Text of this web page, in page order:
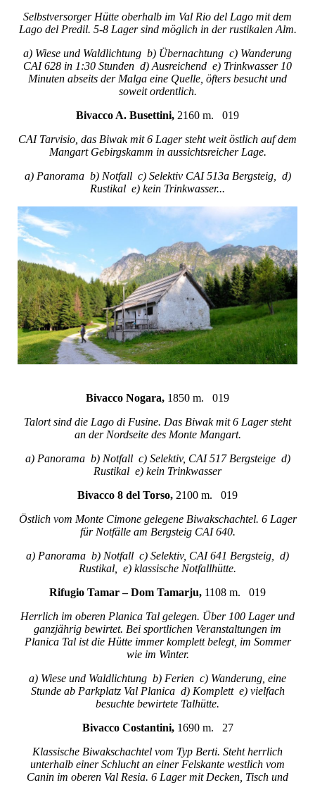
Selbstversorger Hütte oberhalb im Val Rio del Lago mit dem
Lago del Predil. 5-8 Lager sind möglich in der rustikalen Alm.
a) Wiese und Waldlichtung b) Übernachtung c) Wanderung
CAI 628 in 1:30 Stunden d) Ausreichend e) Trinkwasser 10
Minuten abseits der Malga eine Quelle, öfters besucht und
soweit ordentlich.
Bivacco A. Busettini, 2160 m. 019
CAI Tarvisio, das Biwak mit 6 Lager steht weit östlich auf dem
Mangart Gebirgskamm in aussichtsreicher Lage.
a) Panorama b) Notfall c) Selektiv CAI 513a Bergsteig, d)
Rustikal e) kein Trinkwasser...
Bivacco Nogara, 1850 m. 019
Talort sind die Lago di Fusine. Das Biwak mit 6 Lager steht
an der Nordseite des Monte Mangart.
a) Panorama b) Notfall c) Selektiv, CAI 517 Bergsteige d)
Rustikal e) kein Trinkwasser
Bivacco 8 del Torso, 2100 m. 019
Östlich vom Monte Cimone gelegene Biwakschachtel. 6 Lager
für Notfälle am Bergsteig CAI 640.
a) Panorama b) Notfall c) Selektiv, CAI 641 Bergsteig, d)
Rustikal, e) klassische Notfallhütte.
Rifugio Tamar – Dom Tamarju, 1108 m. 019
Herrlich im oberen Planica Tal gelegen. Über 100 Lager und
ganzjährig bewirtet. Bei sportlichen Veranstaltungen im
Planica Tal ist die Hütte immer komplett belegt, im Sommer
wie im Winter.
a) Wiese und Waldlichtung b) Ferien c) Wanderung, eine
Stunde ab Parkplatz Val Planica d) Komplett e) vielfach
besuchte bewirtete Talhütte.
Bivacco Costantini, 1690 m. 27
Klassische Biwakschachtel vom Typ Berti. Steht herrlich
unterhalb einer Schlucht an einer Felskante westlich vom
Canin im oberen Val Resia. 6 Lager mit Decken, Tisch und